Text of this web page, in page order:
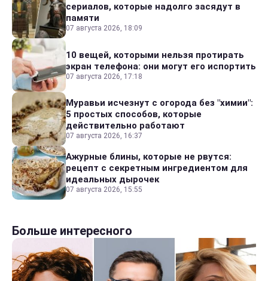
сериалов, которые надолго засядут в
памяти
07 августа 2026, 18:09
10 вещей, которыми нельзя протирать
экран телефона: они могут его испортить
07 августа 2026, 17:18
Муравьи исчезнут с огорода без "химии":
5 простых способов, которые
действительно работают
07 августа 2026, 16:37
Ажурные блины, которые не рвутся:
рецепт с секретным ингредиентом для
идеальных дырочек
07 августа 2026, 15:55
Больше интересного